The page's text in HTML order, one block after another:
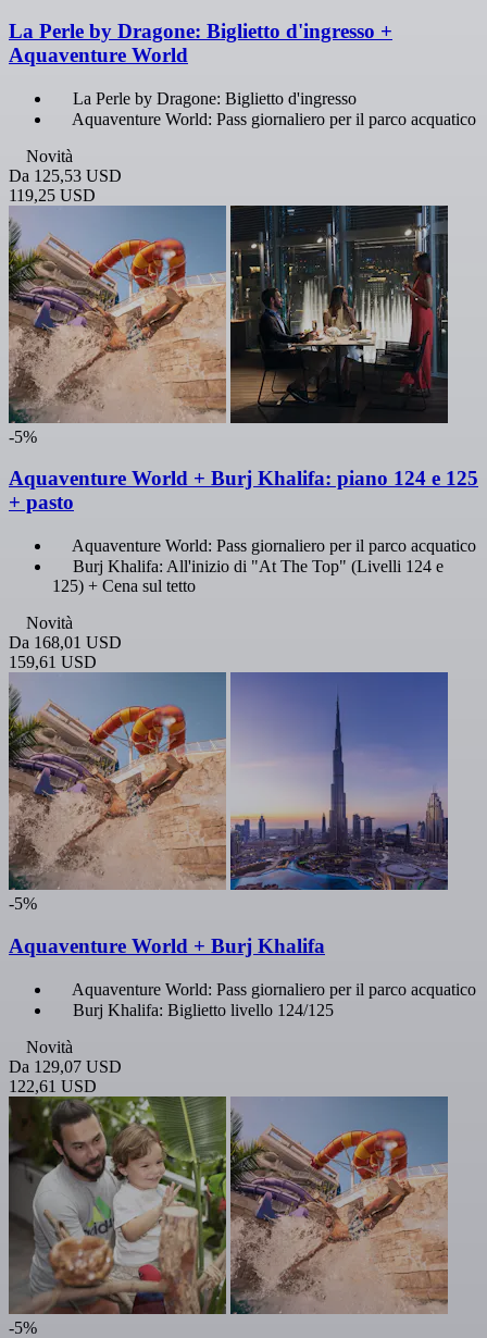
La Perle by Dragone: Biglietto d'ingresso +
Aquaventure World
La Perle by Dragone: Biglietto d'ingresso
Aquaventure World: Pass giornaliero per il parco acquatico
Novità
Da 125,53 USD
119,25 USD
-5%
Aquaventure World + Burj Khalifa: piano 124 e 125
+ pasto
Aquaventure World: Pass giornaliero per il parco acquatico
Burj Khalifa: All'inizio di "At The Top" (Livelli 124 e
125) + Cena sul tetto
Novità
Da 168,01 USD
159,61 USD
-5%
Aquaventure World + Burj Khalifa
Aquaventure World: Pass giornaliero per il parco acquatico
Burj Khalifa: Biglietto livello 124/125
Novità
Da 129,07 USD
122,61 USD
-5%